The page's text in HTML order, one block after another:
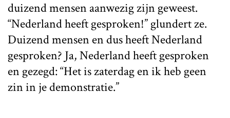
duizend mensen aanwezig zijn geweest.
“Nederland heeft gesproken!” glundert ze.
Duizend mensen en dus heeft Nederland
gesproken? Ja, Nederland heeft gesproken
en gezegd: “Het is zaterdag en ik heb geen
zin in je demonstratie.”